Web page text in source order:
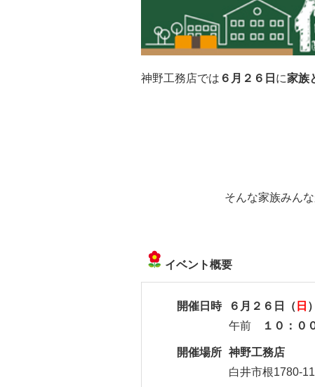
神野工務店では ６月２６日 に家族
そんな家族みん
イベント概要
開催日時 ６月２６日（ 日 ）
午前
１０：０
開催場所 神野工務店
白井市根1780-